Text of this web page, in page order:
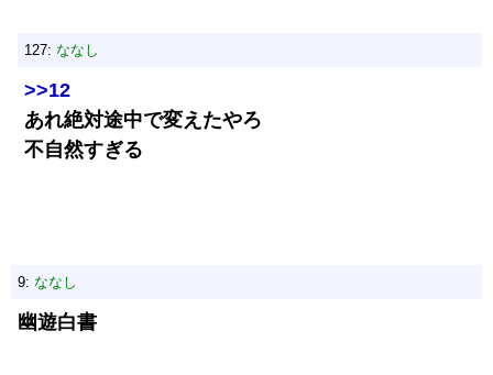
127: ななし
>>12
あれ絶対途中で変えたやろ
不自然すぎる
9: ななし
幽遊白書